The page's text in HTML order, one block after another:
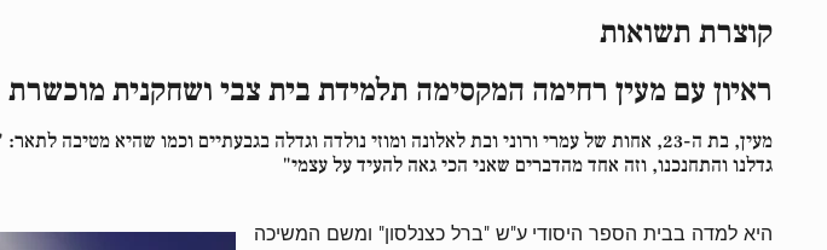
קוצרת תשואות
ראיון עם מעין רחימה המקסימה תלמידת בית צבי ושחקנית מוכשרת
מעין, בת ה-23, אחות של עמרי ורוני ובת לאלונה ומוזי נולדה וגדלה בגבעתיים וכמו שהיא
גדלנו והתחנכנו, וזה אחד מהדברים שאני הכי גאה להעיד על עצמי"
היא למדה בבית הספר היסודי ע"ש "ברל כצנלסון" ומשם המשיכה